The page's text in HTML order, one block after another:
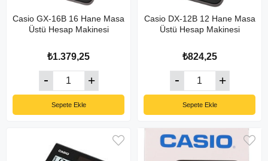
Casio GX-16B 16 Hane Masa
Üstü Hesap Makinesi
₺1.379,25
Sepete Ekle
Casio DX-12B 12 Hane Masa
Üstü Hesap Makinesi
₺824,25
Sepete Ekle